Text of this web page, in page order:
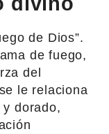
de Dios”.
de fuego,
del
le relaciona
dorado,